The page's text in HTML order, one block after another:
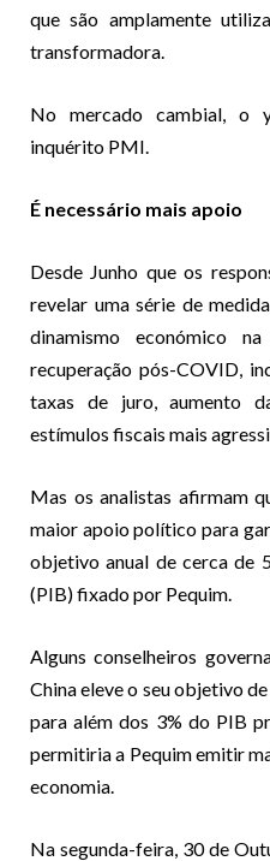
que são amplamente
transformadora.
No mercado cambial, o
inquérito PMI.
É necessário mais apoio
Desde Junho que os
revelar uma série de
dinamismo económico
recuperação pós-COVID,
taxas de juro, aumento
estímulos fiscais mais
Mas os analistas afirmam
maior apoio político para
objetivo anual de cerca de
(PIB) fixado por Pequim.
Alguns conselheiros
China eleve o seu objetivo
para além dos 3% do PIB
permitiria a Pequim emitir
economia.
Na segunda-feira, 30 de